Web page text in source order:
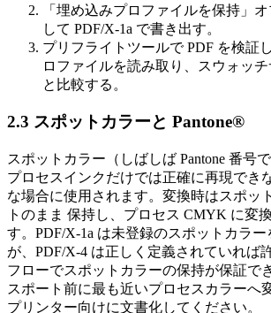
「 埋め込みプロファイルを保持 」
して PDF/X‑1a で書き出す。
プリフライトツールで PDF を検証
ロファイルを読み取り、スウォッ
と比較する。
2.3 スポットカラーと Pantone®
スポットカラー（しばしば Pantone 番号
プロセスインクだけでは正確に再現でき
な場合に使用されます。変換時はスポッ
トのまま 保持し、プロセス CMYK に変
す。PDF/X‑1a は未登録のスポットカラ
が、PDF/X‑4 は正しく定義されていれば
フローでスポットカラーの保持が保証で
スポート前に最も近いプロセスカラーへ
プリンター向けに文書化してください。